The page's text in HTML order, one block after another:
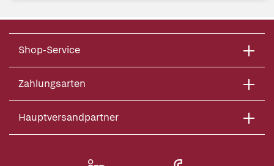
Shop-Service
Zahlungsarten
Hauptversandpartner